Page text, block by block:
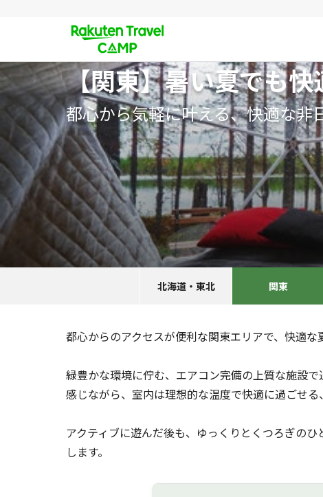
【関東】暑い夏でも
都心から気軽に叶える、快適な非
北海道・東北 関東
都心からのアクセスが便利な関東エリアで、快適な
緑豊かな環境に佇む、エアコン完備の上質な施設
感じながら、室内は理想的な温度で快適に過ごせる
アクティブに遊んだ後も、ゆっくりとくつろぎの
します。